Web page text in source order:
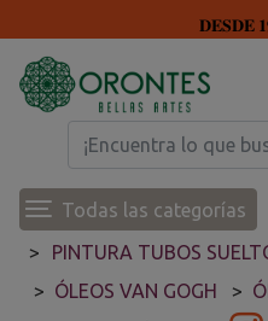
𝐃𝐄𝐒𝐃𝐄
Todas las categorías
PINTURA TUBOS
ÓLEOS VAN GOGH